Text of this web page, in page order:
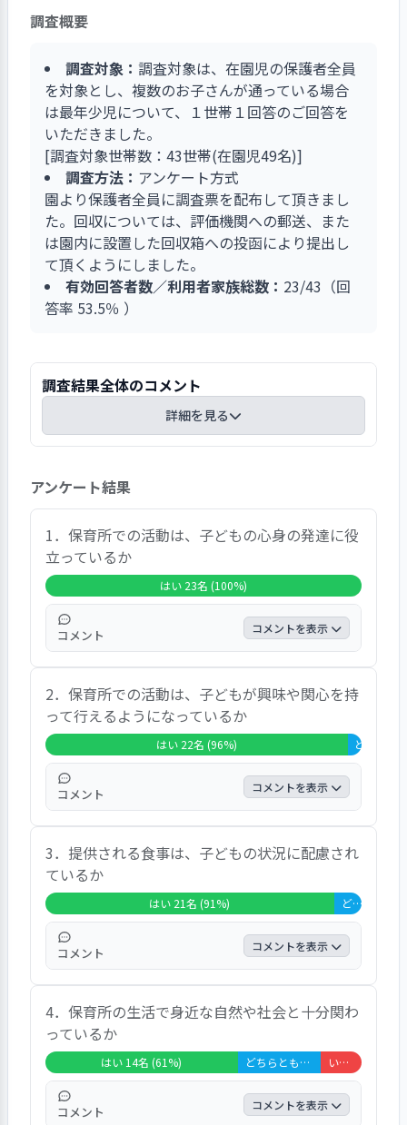
保育実践の土台として位置付けています。
入れたりしても安全なシリコン製の車の玩具や、
段差のないフロアマットを用意しています。ま
ては食品基準をクリアした安全性の高いものを使
用しています。それらの購入にあたっては、保育
に特化した新製品の展示会へも足を運び、実際に
目で見て選ぶようにしています。
調査概要
調査対象： 調査対象は、在園児の保護者全員
を対象とし、複数のお子さんが通っている場合
は最年少児について、１世帯１回答のご回答を
いただきました。
[調査対象世帯数：43世帯(在園児49名)]
調査方法： アンケート方式
園より保護者全員に調査票を配布して頂きまし
た。回収については、評価機関への郵送、また
は園内に設置した回収箱への投函により提出し
て頂くようにしました。
有効回答者数／利用者家族総数： 23/43（回
答率 53.5％ ）
調査結果全体のコメント
詳細を見る
ように感じていらっしゃいますか」との質問に対
して、「大変満足」56.5％、「満足」34.8％、
「大変満足」と「満足」を合わせて91.3％の回答
率となっています。「どちらともいえない」
4.3％、「不満」0％、「大変不満」0％、無回答
が4.3％でした。個別設問では、問1「活動や教育
等のプログラムは心身の発達に役立っているか」
と問11・問13・問15について「はい」の回答率
が100％と高く、問4「保育所の生活で身近な自然
や社会と十分関わっているか」では「はい」の回
答率が60.9％と最も低くなっています。
アンケート結果
1．保育所での活動は、子どもの心身の発達に役
立っているか
はい 23名 (100%)
コメント コメントを表示
この項目では、「はい」と答えた方が全体の
100％を占め、「どちらともいえない」が
0％、「いいえ」が0％、「無回答＋非該当」
は0％という結果でした。自由記述では、特
筆すべき意見はありませんでした。
2．保育所での活動は、子どもが興味や関心を持
って行えるようになっているか
はい 22名 (96%) どちらと
コメント コメントを表示
この項目では、「はい」と答えた方が全体の
95.7％を占め、「どちらともいえない」が
4.3％、「いいえ」が0％、「無回答＋非該
当」は0％という結果でした。自由記述で
は、特筆すべき意見はありませんでした。
3．提供される食事は、子どもの状況に配慮され
ているか
はい 21名 (91%) どちらともいえない 2名 (9%)
コメント コメントを表示
この項目では、「はい」と答えた方が全体の
91.3％を占め、「どちらともいえない」が
8.7％、「いいえ」が0％、「無回答＋非該
当」は0％という結果でした。自由記述で
は、特筆すべき意見はありませんでした。
4．保育所の生活で身近な自然や社会と十分関わ
っているか
はい 14名 (61%) どちらともいえない 6名 (26%) いいえ 3名 (13%)
コメント コメントを表示